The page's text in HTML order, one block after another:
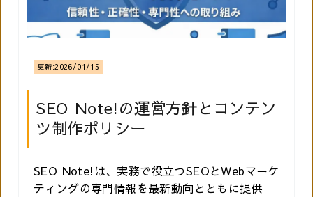
SEO Note!の運営方針とコンテン
ツ制作ポリシー
更新:2026/01/15
SEO Note!は、実務で役立つSEOとWebマーケ
ティングの専門情報を最新動向とともに提供